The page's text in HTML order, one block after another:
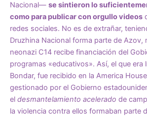
Nacional— se sintieron lo
como para publicar con orgullo videos
redes sociales. No es de extrañar,
Druzhina Nacional forma parte de Azov,
neonazi C14 recibe financiación del
programas «educativos». Así, el que era
Bondar, fue recibido en la America
gestionado por el Gobierno
el desmantelamiento acelerado de
la violencia contra ellos formaban parte